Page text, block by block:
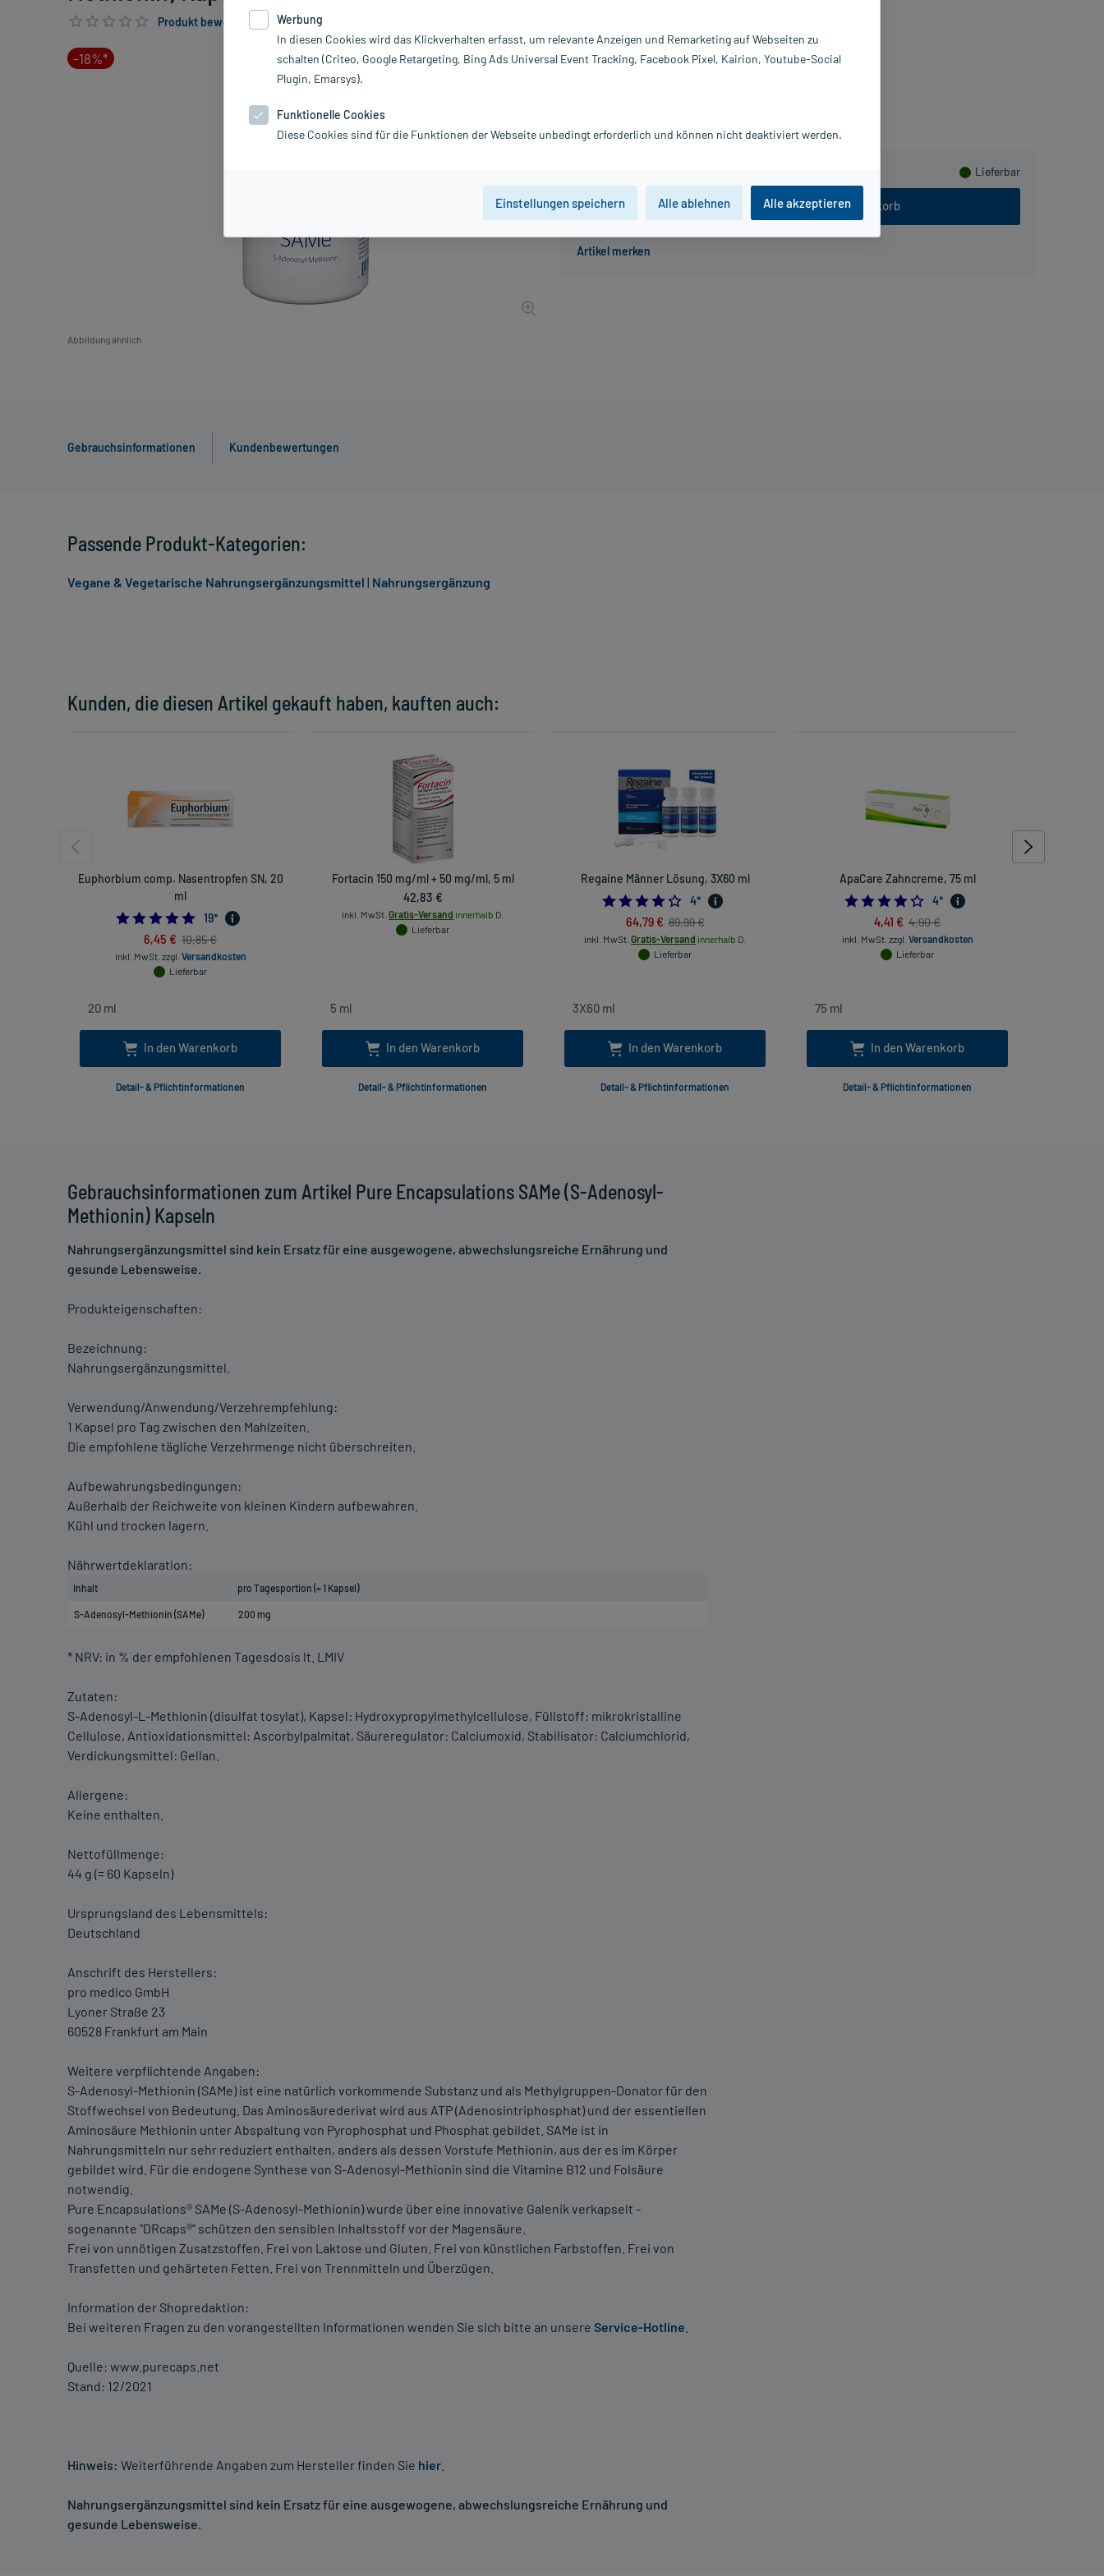
Produkt bewerten & PlusHerzen sichern
-18%*
Abbildung ähnlich
inkl. MwSt. Gratis-Versand innerhalb D.
Lieferbar
In den Warenkorb
PZN:
11517485
Hersteller:
pro medico GmbH
Gebrauchsinformationen Kundenbewertungen
Gebrauchsinformationen zum Artikel Pure Encapsulations SAMe (S-Adenosyl-
Methionin) Kapseln
Nahrungsergänzungsmittel sind kein Ersatz für eine ausgewogene, abwechslungsreiche Ernährung und
gesunde Lebensweise.
Produkteigenschaften:
Bezeichnung:
Nahrungsergänzungsmittel.
Verwendung/Anwendung/Verzehrempfehlung:
1 Kapsel pro Tag zwischen den Mahlzeiten.
Die empfohlene tägliche Verzehrmenge nicht überschreiten.
Aufbewahrungsbedingungen:
Außerhalb der Reichweite von kleinen Kindern aufbewahren.
Kühl und trocken lagern.
Nährwertdeklaration:
Inhalt pro Tagesportion (= 1 Kapsel)
S-Adenosyl-Methionin (SAMe) 200 mg
* NRV: in % der empfohlenen Tagesdosis lt. LMIV
Zutaten:
S-Adenosyl-L-Methionin (disulfat tosylat), Kapsel: Hydroxypropylmethylcellulose, Füllstoff: mikrokristalline
Cellulose, Antioxidationsmittel: Ascorbylpalmitat, Säureregulator: Calciumoxid, Stabilisator: Calciumchlorid,
Verdickungsmittel: Gellan.
Allergene:
Keine enthalten.
Nettofüllmenge:
44 g (= 60 Kapseln)
Ursprungsland des Lebensmittels:
Deutschland
Anschrift des Herstellers:
pro medico GmbH
Lyoner Straße 23
60528 Frankfurt am Main
Weitere verpflichtende Angaben:
S-Adenosyl-Methionin (SAMe) ist eine natürlich vorkommende Substanz und als Methylgruppen-Donator für den
Stoffwechsel von Bedeutung. Das Aminosäurederivat wird aus ATP (Adenosintriphosphat) und der essentiellen
Aminosäure Methionin unter Abspaltung von Pyrophosphat und Phosphat gebildet. SAMe ist in
Nahrungsmitteln nur sehr reduziert enthalten, anders als dessen Vorstufe Methionin, aus der es im Körper
gebildet wird. Für die endogene Synthese von S-Adenosyl-Methionin sind die Vitamine B12 und Folsäure
notwendig.
Pure Encapsulations® SAMe (S-Adenosyl-Methionin) wurde über eine innovative Galenik verkapselt -
sogenannte "DRcaps®" schützen den sensiblen Inhaltsstoff vor der Magensäure.
Frei von unnötigen Zusatzstoffen. Frei von Laktose und Gluten. Frei von künstlichen Farbstoffen. Frei von
Transfetten und gehärteten Fetten. Frei von Trennmitteln und Überzügen.
Information der Shopredaktion:
Bei weiteren Fragen zu den vorangestellten Informationen wenden Sie sich bitte an unsere Service-Hotline
Quelle: www.purecaps.net
Stand: 12/2021
Hinweis: Weiterführende Angaben zum Hersteller finden Sie hier
Nahrungsergänzungsmittel sind kein Ersatz für eine ausgewogene, abwechslungsreiche Ernährung und
gesunde Lebensweise.
Kunden, die diesen Artikel gekauft haben, kauften auch:
Euphorbium comp. Nasentropfen SN, 20
ml
5.0
19*
6,45 € 10,85 €
inkl. MwSt. zzgl. Versandkosten
Lieferbar
In den Warenkorb
Detail- & Pflichtinformationen
Fortacin 150 mg/ml + 50 mg/ml, 5 ml
42,83 €
inkl. MwSt. Gratis-Versand innerhalb D.
Lieferbar
In den Warenkorb
Detail- & Pflichtinformationen
Regaine Männer Lösung, 3X60 ml
4.0
4*
64,79 € 89,99 €
inkl. MwSt. Gratis-Versand innerhalb D.
Lieferbar
In den Warenkorb
Detail- & Pflichtinformationen
ApaCare Zahncreme, 75 ml
4.25
4*
4,41 € 4,90 €
inkl. MwSt. zzgl. Versandkosten
Lieferbar
In den Warenkorb
Detail- & Pflichtinformationen
Passende Produkt-Kategorien:
Vegane & Vegetarische Nahrungsergänzungsmittel | Nahrungsergänzung
Werbung
In diesen Cookies wird das Klickverhalten erfasst, um relevante Anzeigen und Remarketing auf Webseiten zu
schalten (Criteo, Google Retargeting, Bing Ads Universal Event Tracking, Facebook Pixel, Kairion, Youtube-Social
Plugin, Emarsys).
Funktionelle Cookies
Diese Cookies sind für die Funktionen der Webseite unbedingt erforderlich und können nicht deaktiviert werden.
Einstellungen speichern Alle ablehnen Alle akzeptieren